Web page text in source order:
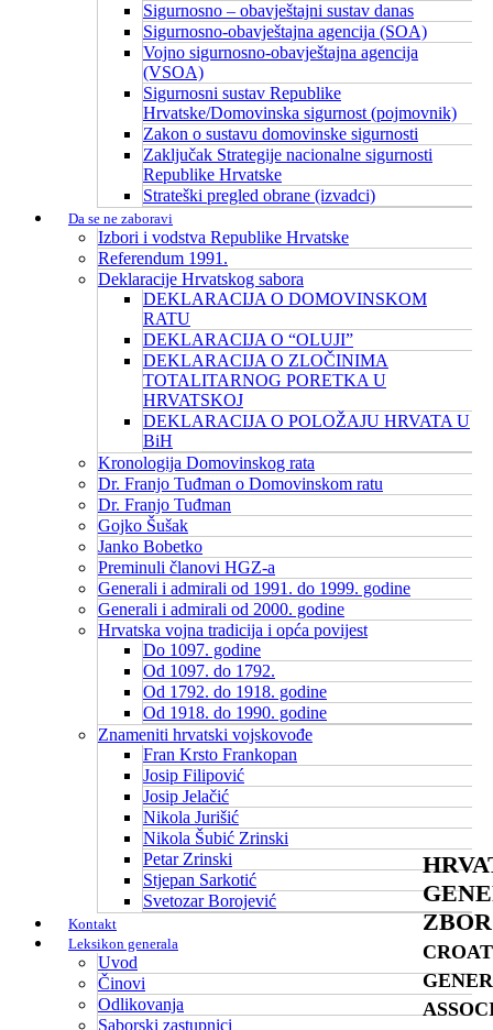
ZBOR
Sigurnosno – obavještajni sustav danas
Sigurnosno-obavještajna agencija (SOA)
Vojno sigurnosno-obavještajna agencija
(VSOA)
Sigurnosni sustav Republike
Hrvatske/Domovinska sigurnost (pojmovnik)
Zakon o sustavu domovinske sigurnosti
Zaključak Strategije nacionalne sigurnosti
Republike Hrvatske
Strateški pregled obrane (izvadci)
Da se ne zaboravi
Izbori i vodstva Republike Hrvatske
Referendum 1991.
Deklaracije Hrvatskog sabora
DEKLARACIJA O DOMOVINSKOM
RATU
DEKLARACIJA O “OLUJI”
DEKLARACIJA O ZLOČINIMA
TOTALITARNOG PORETKA U
HRVATSKOJ
DEKLARACIJA O POLOŽAJU HRVATA U
BiH
Kronologija Domovinskog rata
Dr. Franjo Tuđman o Domovinskom ratu
Dr. Franjo Tuđman
Gojko Šušak
Janko Bobetko
Preminuli članovi HGZ-a
Generali i admirali od 1991. do 1999. godine
Generali i admirali od 2000. godine
Hrvatska vojna tradicija i opća povijest
Do 1097. godine
Od 1097. do 1792.
Od 1792. do 1918. godine
Od 1918. do 1990. godine
Znameniti hrvatski vojskovođe
Fran Krsto Frankopan
Josip Filipović
Josip Jelačić
Nikola Jurišić
Nikola Šubić Zrinski
Petar Zrinski
Stjepan Sarkotić
Svetozar Borojević
Kontakt
Leksikon generala
Uvod
Činovi
Odlikovanja
Saborski zastupnici